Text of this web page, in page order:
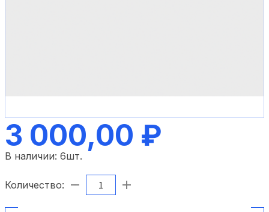
3 000,00 ₽
В наличии: 6шт.
Количество: